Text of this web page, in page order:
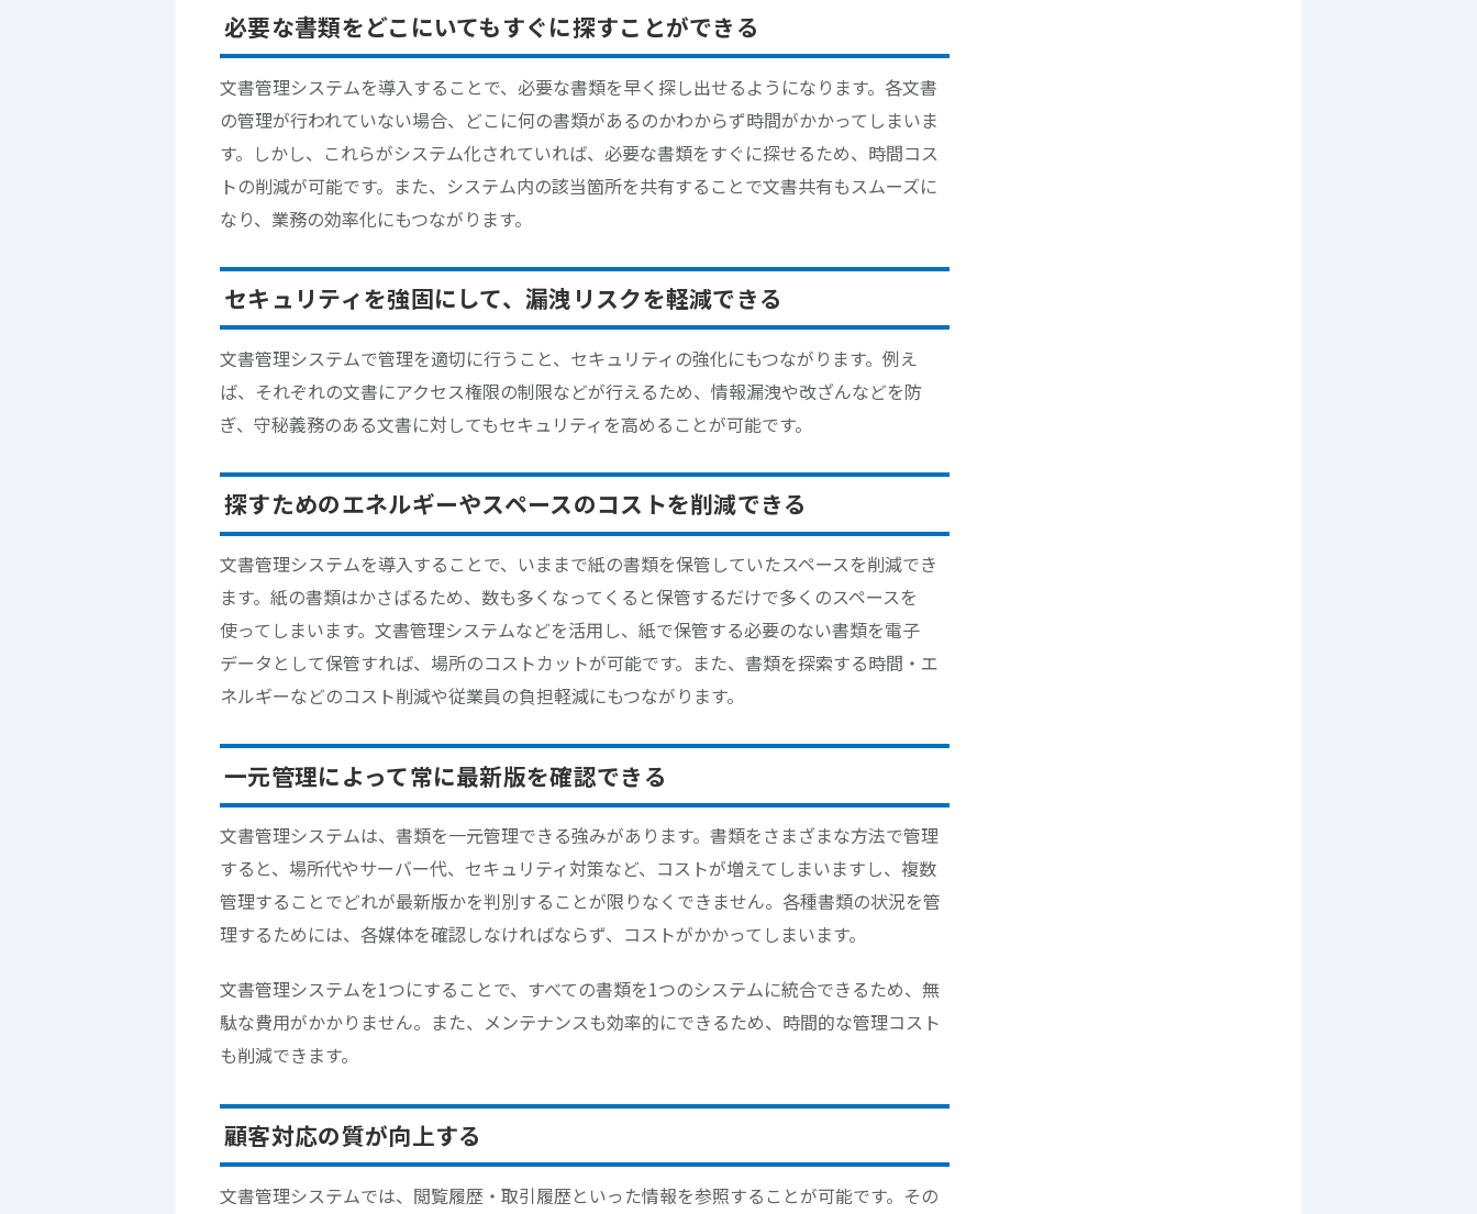
必要な書類をどこにいてもすぐに探すことができる
文書管理システムを導入することで、必要な書類を早く探し出せるようになります。各文書
の管理が行われていない場合、どこに何の書類があるのかわからず時間がかかってしまいま
す。しかし、これらがシステム化されていれば、必要な書類をすぐに探せるため、時間コス
トの削減が可能です。また、システム内の該当箇所を共有することで文書共有もスムーズに
なり、業務の効率化にもつながります。
セキュリティを強固にして、漏洩リスクを軽減できる
文書管理システムで管理を適切に行うこと、セキュリティの強化にもつながります。例え
ば、それぞれの文書にアクセス権限の制限などが行えるため、情報漏洩や改ざんなどを防
ぎ、守秘義務のある文書に対してもセキュリティを高めることが可能です。
探すためのエネルギーやスペースのコストを削減できる
文書管理システムを導入することで、いままで紙の書類を保管していたスペースを削減でき
ます。紙の書類はかさばるため、数も多くなってくると保管するだけで多くのスペースを
使ってしまいます。文書管理システムなどを活用し、紙で保管する必要のない書類を電子
データとして保管すれば、場所のコストカットが可能です。また、書類を探索する時間・エ
ネルギーなどのコスト削減や従業員の負担軽減にもつながります。
一元管理によって常に最新版を確認できる
文書管理システムは、書類を一元管理できる強みがあります。書類をさまざまな方法で管理
すると、場所代やサーバー代、セキュリティ対策など、コストが増えてしまいますし、複数
管理することでどれが最新版かを判別することが限りなくできません。各種書類の状況を管
理するためには、各媒体を確認しなければならず、コストがかかってしまいます。
文書管理システムを1つにすることで、すべての書類を1つのシステムに統合できるため、無
駄な費用がかかりません。また、メンテナンスも効率的にできるため、時間的な管理コスト
も削減できます。
顧客対応の質が向上する
文書管理システムでは、閲覧履歴・取引履歴といった情報を参照することが可能です。その